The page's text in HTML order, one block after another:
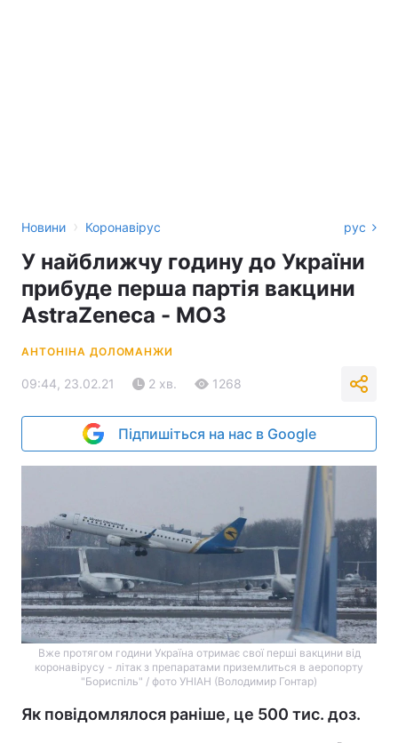
Новини › Коронавірус рус
У найближчу годину до України
прибуде перша партія вакцини
AstraZeneca - МОЗ
АНТОНІНА ДОЛОМАНЖИ
09:44, 23.02.21 2 хв. 1268
Підпишіться на нас в Google
Вже протягом години Україна отримає свої перші вакцини від
коронавірусу - літак з препаратами приземлиться в аеропорту
"Бориспіль" / фото УНІАН (Володимир Гонтар)
Як повідомлялося раніше, це 500 тис. доз.